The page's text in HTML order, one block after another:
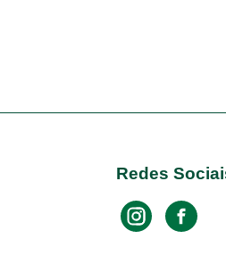
Redes